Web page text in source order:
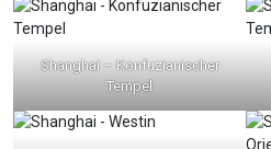
Shanghai – Konfuzianischer
Tempel